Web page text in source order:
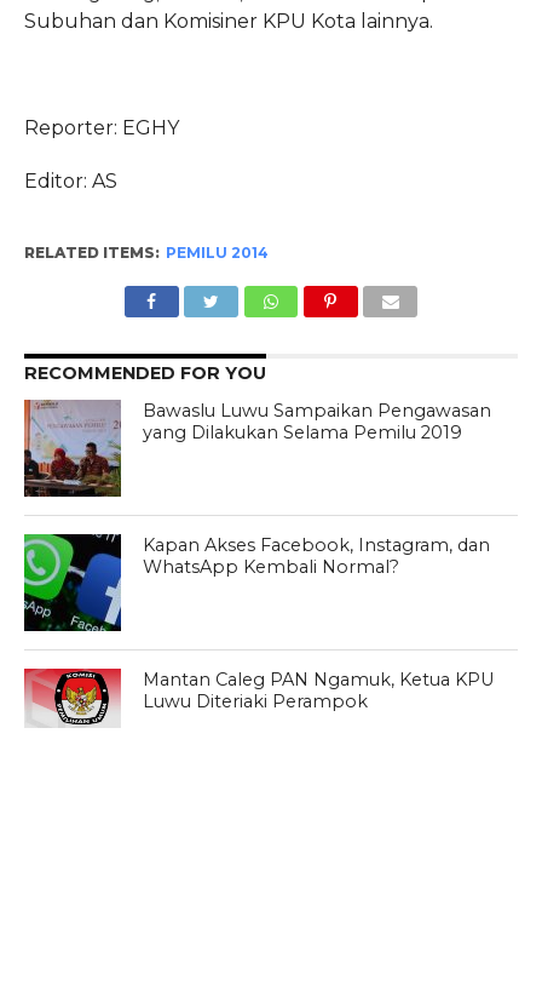
Subuhan dan Komisiner KPU Kota lainnya.
Reporter: EGHY
Editor: AS
RELATED ITEMS: PEMILU 2014
RECOMMENDED FOR YOU
Bawaslu Luwu Sampaikan Pengawasan
yang Dilakukan Selama Pemilu 2019
Kapan Akses Facebook, Instagram, dan
WhatsApp Kembali Normal?
Mantan Caleg PAN Ngamuk, Ketua KPU
Luwu Diteriaki Perampok